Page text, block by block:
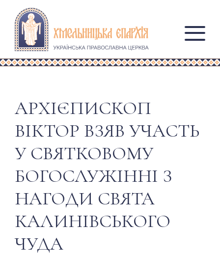
АРХІЄПИСКОП
ВІКТОР ВЗЯВ УЧАСТЬ
У СВЯТКОВОМУ
БОГОСЛУЖІННІ З
НАГОДИ СВЯТА
КАЛИНІВСЬКОГО
ЧУДА